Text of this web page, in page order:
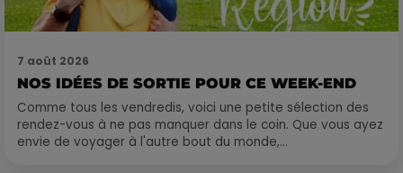
7 août 2026
NOS IDÉES DE SORTIE POUR CE WEEK-END
Comme tous les vendredis, voici une petite sélection des
rendez-vous à ne pas manquer dans le coin. Que vous ayez
envie de voyager à l'autre bout du monde,...